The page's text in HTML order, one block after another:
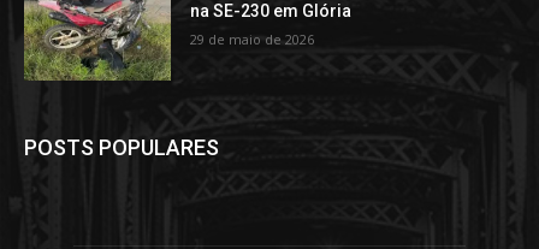
na SE-230 em Glória
29 de maio de 2026
POSTS POPULARES